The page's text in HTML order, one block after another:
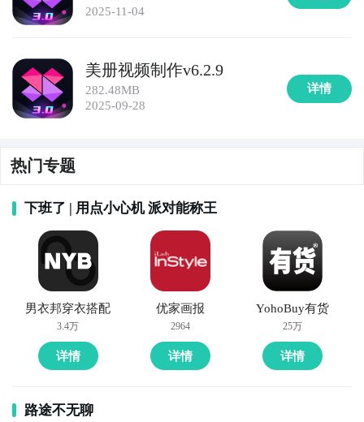
2025-11-04
美册视频制作v6.2.9
282.48MB
2025-09-28
详情
热门专题
下班了 | 用点小心机 派对能称王
男衣邦穿衣搭配
3.4万
详情
优家画报
2964
详情
YohoBuy有货
25万
详情
路途不无聊